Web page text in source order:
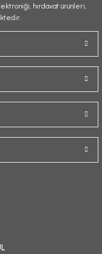
hırdavat ürünleri,